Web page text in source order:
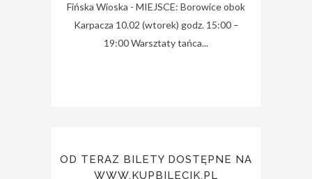
Fińska Wioska - MIEJSCE: Borowice obok
Karpacza 10.02 (wtorek) godz. 15:00 –
19:00 Warsztaty tańca...
OD TERAZ BILETY DOSTĘPNE NA
WWW.KUPBILECIK.PL